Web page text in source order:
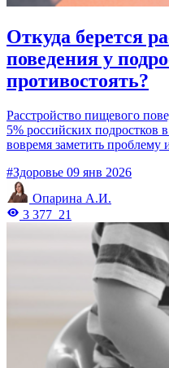
Откуда берется
поведения у
противостоять?
Расстройство пищевого
5% российских подростков
вовремя заметить проблему
#Здоровье 09 янв 2026
Опарина А.И.
3 377 21